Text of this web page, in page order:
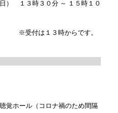
） １３時３０分 ～ １５時１０
からです。
ホール（コロナ禍のため間隔